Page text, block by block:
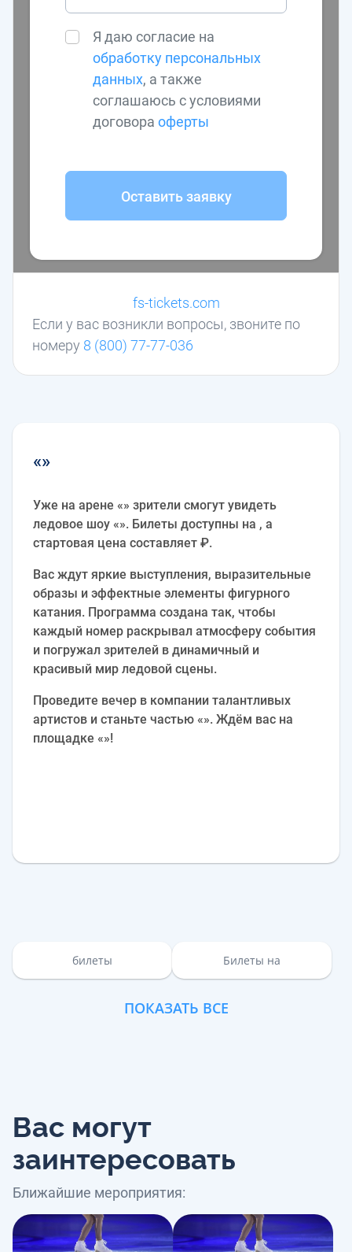
Я даю согласие на
обработку персональных
данных, а также
соглашаюсь с условиями
договораоферты
Оставить заявку
Если у вас возникли вопросы, звоните по
номеру 8 (800) 77-77-036
fs-tickets.com
«»
Уже на арене «» зрители смогут увидеть
ледовое шоу «». Билеты доступны на , а
стартовая цена составляет ₽.
Вас ждут яркие выступления, выразительные
образы и эффектные элементы фигурного
катания. Программа создана так, чтобы
каждый номер раскрывал атмосферу события
и погружал зрителей в динамичный и
красивый мир ледовой сцены.
Проведите вечер в компании талантливых
артистов и станьте частью «». Ждём вас на
площадке «»!
билеты Билеты на
ПОКАЗАТЬ ВСЕ
Вас могут
заинтересовать
Ближайшие мероприятия: